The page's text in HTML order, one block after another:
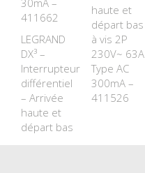
30mA –
411662
LEGRAND
DX³ –
Interrupteur
différentiel
– Arrivée
haute et
départ bas
haute et
départ bas
à vis 2P
230V~ 63A
Type AC
300mA –
411526